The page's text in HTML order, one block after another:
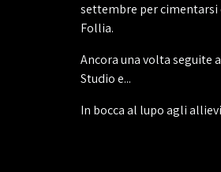
settembre per cimentarsi
Follia.
Ancora una volta
Studio e...
In bocca al lupo agli